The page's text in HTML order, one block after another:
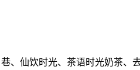
、仙饮时光、茶语时光奶茶、